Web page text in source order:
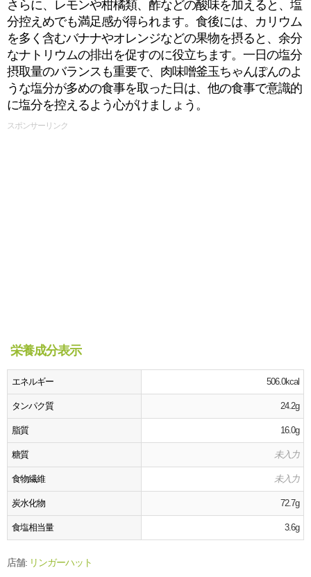
さらに、レモンや柑橘類、酢などの酸味を加えると、塩
分控えめでも満足感が得られます。食後には、カリウム
を多く含むバナナやオレンジなどの果物を摂ると、余分
なナトリウムの排出を促すのに役立ちます。一日の塩分
摂取量のバランスも重要で、肉味噌釜玉ちゃんぽんのよ
うな塩分が多めの食事を取った日は、他の食事で意識的
に塩分を控えるよう心がけましょう。
スポンサーリンク
栄養成分表示
エネルギー 506.0kcal
タンパク質 24.2g
脂質 16.0g
糖質 未入力
食物繊維 未入力
炭水化物 72.7g
食塩相当量 3.6g
店舗: リンガーハット